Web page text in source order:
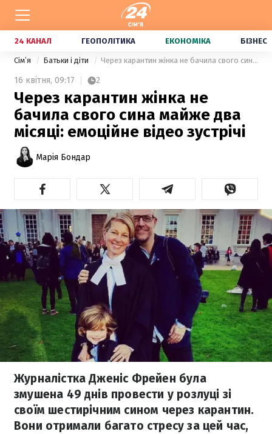
24 КАНАЛ ГЕОПОЛІТИКА ЕКОНОМІКА БІЗНЕС
Сімʼя Батьки і діти Через карантин жінка не бачила свого сина майже два місяці: емоційне відео зустрічі
16 квітня, 09:17 2
Через карантин жінка не
бачила свого сина майже два
місяці: емоційне відео зустрічі
Марія Бондар
Журналістка Дженіс Фрейен була
змушена 49 днів провести у розлуці зі
своїм шестирічним сином через карантин.
Вони отримали багато стресу за цей час,